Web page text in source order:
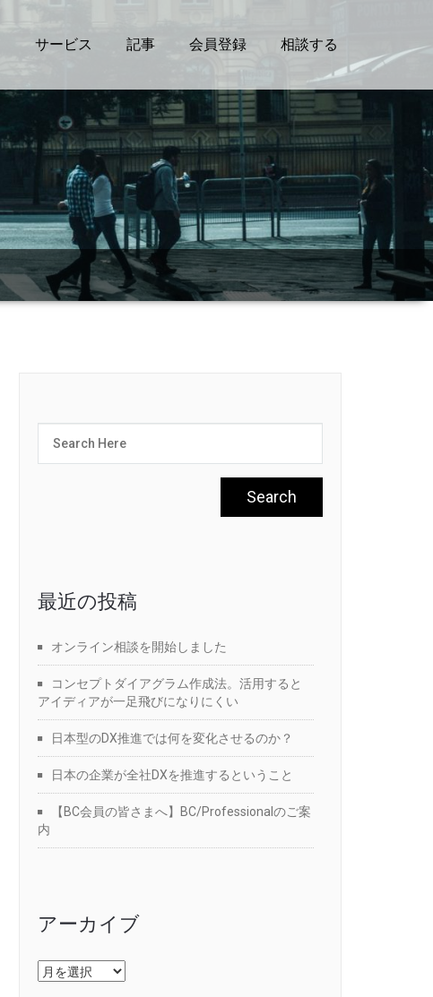
サービス 記事 会員登録 相談する
最近の投稿
オンライン相談を開始しました
コンセプトダイアグラム作成法。活用すると
アイディアが一足飛びになりにくい
日本型のDX推進では何を変化させるのか？
日本の企業が全社DXを推進するということ
【BC会員の皆さまへ】BC/Professionalのご案
内
アーカイブ
ア
ー